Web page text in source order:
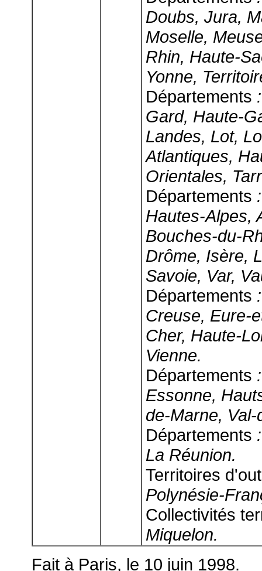
Doubs, Jura,
Moselle,
Rhin, Haute-
Yonne,
Départements
Gard, Haute-
Landes, Lot,
Atlantiques,
Orientales,
Départements
Hautes-Alpes,
Bouches-du-
Drôme, Isère,
Savoie, Var,
Départements
Creuse, Eure-
Cher, Haute-
Vienne.
Départements
Essonne,
de-Marne,
Départements
La Réunion.
Territoires
Polynésie-
Collectivités
Miquelon.
Fait à Paris, le 10 juin 1998.